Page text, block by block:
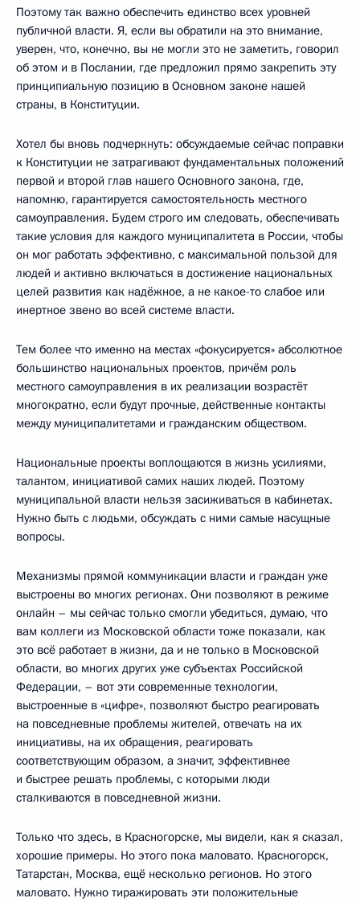
Поэтому так важно обеспечить единство всех уровней
публичной власти. Я, если вы обратили на это внимание,
уверен, что, конечно, вы не могли это не заметить, говорил
об этом и в Послании, где предложил прямо закрепить эту
принципиальную позицию в Основном законе нашей
страны, в Конституции.
Хотел бы вновь подчеркнуть: обсуждаемые сейчас поправки
к Конституции не затрагивают фундаментальных положений
первой и второй глав нашего Основного закона, где,
напомню, гарантируется самостоятельность местного
самоуправления. Будем строго им следовать, обеспечивать
такие условия для каждого муниципалитета в России, чтобы
он мог работать эффективно, с максимальной пользой для
людей и активно включаться в достижение национальных
целей развития как надёжное, а не какое-то слабое или
инертное звено во всей системе власти.
Тем более что именно на местах «фокусируется» абсолютное
большинство национальных проектов, причём роль
местного самоуправления в их реализации возрастёт
многократно, если будут прочные, действенные контакты
между муниципалитетами и гражданским обществом.
Национальные проекты воплощаются в жизнь усилиями,
талантом, инициативой самих наших людей. Поэтому
муниципальной власти нельзя засиживаться в кабинетах.
Нужно быть с людьми, обсуждать с ними самые насущные
вопросы.
Механизмы прямой коммуникации власти и граждан уже
выстроены во многих регионах. Они позволяют в режиме
онлайн – мы сейчас только смогли убедиться, думаю, что
вам коллеги из Московской области тоже показали, как
это всё работает в жизни, да и не только в Московской
области, во многих других уже субъектах Российской
Федерации, – вот эти современные технологии,
выстроенные в «цифре», позволяют быстро реагировать
на повседневные проблемы жителей, отвечать на их
инициативы, на их обращения, реагировать
соответствующим образом, а значит, эффективнее
и быстрее решать проблемы, с которыми люди
сталкиваются в повседневной жизни.
Только что здесь, в Красногорске, мы видели, как я сказал,
хорошие примеры. Но этого пока маловато. Красногорск,
Татарстан, Москва, ещё несколько регионов. Но этого
маловато. Нужно тиражировать эти положительные